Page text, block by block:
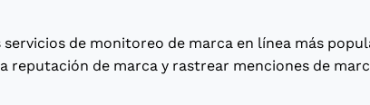
servicios de monitoreo de marca en línea más
reputación de marca y rastrear menciones de